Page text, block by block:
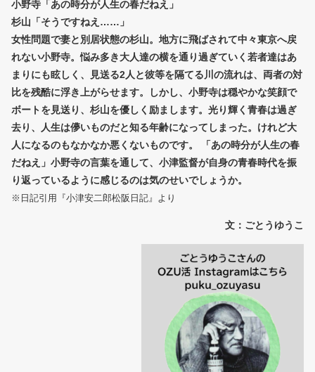
小野寺「あの時分が人生の春だねえ」
杉山「そうですねえ……」
女性問題で妻と別居状態の杉山。地方に飛ばされて中々東京へ戻
れない小野寺。悩み多き大人達の横を通り過ぎていく若者達はあ
まりにも眩しく、見送る2人と彼等を隔てる川の流れは、両者の対
比を残酷に浮き上がらせます。しかし、小野寺は穏やかな笑顔で
ボートを見送り、杉山を優しく励まします。光り輝く青春は過ぎ
去り、人生は儚いものだと知る年齢になってしまった。けれど大
人になるのもなかなか悪くないものです。 「あの時分が人生の春
だねえ」小野寺の言葉を通して、小津監督が自身の青春時代を振
り返っているように感じるのは気のせいでしょうか。
※日記引用『小津安二郎松阪日記』より
文：ごとうゆうこ